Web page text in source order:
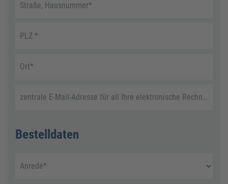
Straße, Hausnummer*
PLZ *
Ort*
zentrale E-Mail-Adresse für all Ihre elektronische Rechnungen
Bestelldaten
Anrede*